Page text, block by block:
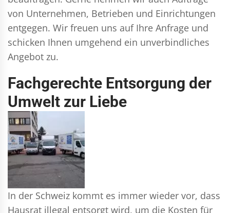
von Unternehmen, Betrieben und Einrichtungen
entgegen. Wir freuen uns auf Ihre Anfrage und
schicken Ihnen umgehend ein unverbindliches
Angebot zu.
Fachgerechte Entsorgung der
Umwelt zur Liebe
In der Schweiz kommt es immer wieder vor, dass
Hausrat illegal entsorgt wird, um die Kosten für